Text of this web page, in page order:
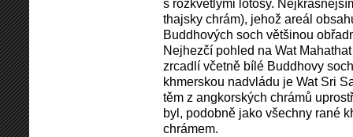
s rozkvetlými lotosy.
thajsky chrám), jehož areál
Buddhových soch většinou
Nejhezčí pohled na Wat
zrcadlí včetně bílé Buddhovy
khmerskou nadvládu je Wat Sri
těm z angkorských chrámů
byl, podobně jako všechny rané
chrámem.